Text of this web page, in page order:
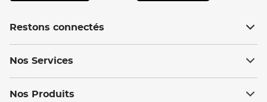
Restons connectés
Nos Services
Nos Produits